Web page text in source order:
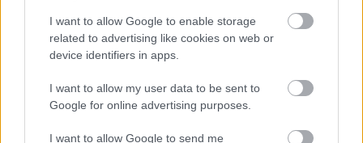
I want to allow Google to enable storage
related to advertising like cookies on web or
device identifiers in apps.
I want to allow my user data to be sent to
Google for online advertising purposes.
I want to allow Google to send me